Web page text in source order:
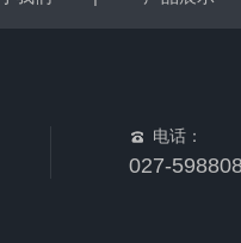
电话：
027-